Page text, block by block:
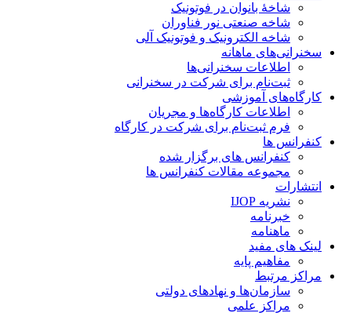
شاخۀ بانوان در فوتونیک
شاخه صنعتی نور فناوران
شاخه‌ الکترونیک و فوتونیک آلی
سخنرانی‌های ماهانه
اطلاعات سخنرانی‌‌ها
ثبت‌نام برای شرکت در سخنرانی
کارگاه‌های آموزشی
اطلاعات کارگاه‌ها و مجریان
فرم ثبت‌نام برای شرکت در کارگاه
کنفرانس ها
کنفرانس های برگزار شده
مجموعه مقالات کنفرانس ها
انتشارات
نشریه IJOP
خبرنامه
ماهنامه
لینک های مفید
مفاهیم پایه
مراکز مرتبط
سازمان‌ها و نهادهای دولتی
مراکز علمی